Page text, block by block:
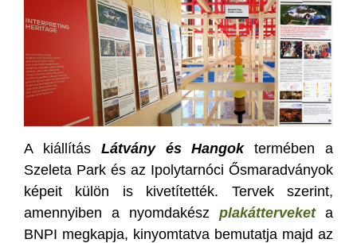
A kiállítás Látvány és Hangoktermében a
Szeleta Park és az Ipolytarnóci Ősmaradványok
képeit külön is kivetítették. Tervek szerint,
amennyiben a nyomdakész plakátterveketa
BNPI megkapja, kinyomtatva bemutatja majd az